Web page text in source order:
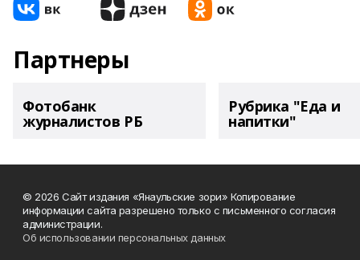
Партнеры
Фотобанк
журналистов РБ
Рубрика "Еда и
напитки"
© 2026 Сайт издания «Янаульские зори» Копирование
информации сайта разрешено только с письменного согласия
администрации.
Об использовании персональных данных